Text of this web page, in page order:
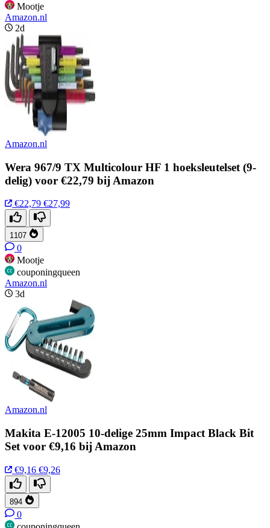
Mootje
Amazon.nl
2d
Amazon.nl
Wera 967/9 TX Multicolour HF 1 hoeksleutelset (9-
delig) voor €22,79 bij Amazon
€22,79 €27,99
1107
0
Mootje
couponingqueen
Amazon.nl
3d
Amazon.nl
Makita E-12005 10-delige 25mm Impact Black Bit
Set voor €9,16 bij Amazon
€9,16 €9,26
894
0